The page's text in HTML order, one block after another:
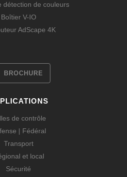
détection de couleurs
Boîtier V-IO
AdScape 4K
BROCHURE
de contrôle
| Fédéral
Transport
et local
Sécurité